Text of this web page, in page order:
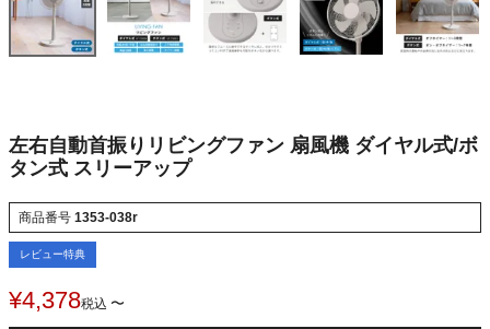
左右自動首振りリビングファン 扇風機 ダイヤル式/ボ
タン式 スリーアップ
商品番号 1353-038r
レビュー特典
¥4,378税込 〜